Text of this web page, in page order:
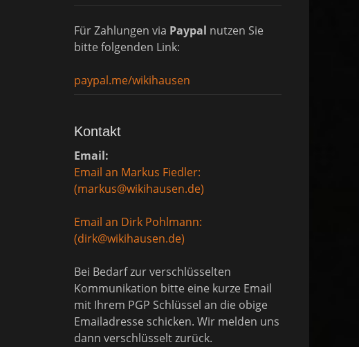
Für Zahlungen via Paypal nutzen Sie
bitte folgenden Link:
paypal.me/wikihausen
Kontakt
Email:
Email an Markus Fiedler:
(markus@wikihausen.de)
Email an Dirk Pohlmann:
(dirk@wikihausen.de)
Bei Bedarf zur verschlüsselten
Kommunikation bitte eine kurze Email
mit Ihrem PGP Schlüssel an die obige
Emailadresse schicken. Wir melden uns
dann verschlüsselt zurück.